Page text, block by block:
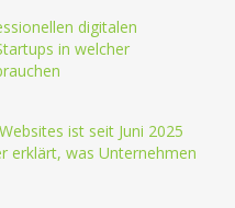
digitalen
in welcher
ist seit Juni 2025
erklärt, was Unternehmen